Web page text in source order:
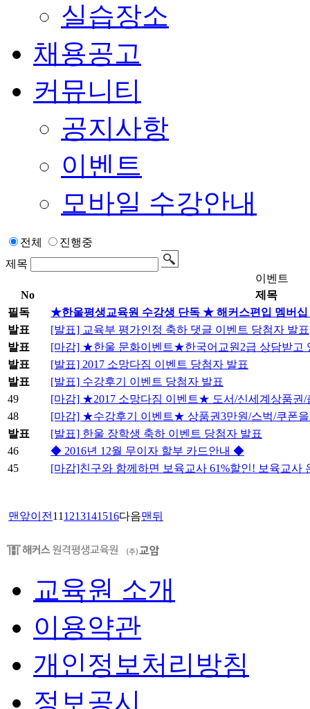
실습장소
채용공고
커뮤니티
공지사항
이벤트
모바일 수강안내
전체
진행중
제목
이벤트
No
제목
필독
★한울평생교육원 수강생 단독 ★ 해커스편입 멤버십
발표
[발표] 교육부 평가인정 축하 댓글 이벤트 당첨자 발표
발표
[마감] ★한울 문화이벤트★한국어교원2급 상담받고
발표
[발표] 2017 소망다짐 이벤트 당첨자 발표
발표
[발표] 수강후기 이벤트 당첨자 발표
49
[마감] ★2017 소망다짐 이벤트★ 도서/신세계상품권/
48
[마감] ★수강후기 이벤트★ 상품권3만원/스벅/쿠폰
발표
[발표] 한울 장학생 축하 이벤트 당첨자 발표
46
◆ 2016년 12월 무이자 할부 카드안내 ◆
45
[마감]친구와 함께하면 보육교사 61%할인! 보육교사
맨앞이전 11 1213141516다음맨뒤
교육원 소개
이용약관
개인정보처리방침
정보공시